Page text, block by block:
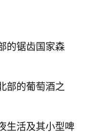
的锯齿国家森
部的葡萄酒之
生活及其小型啤